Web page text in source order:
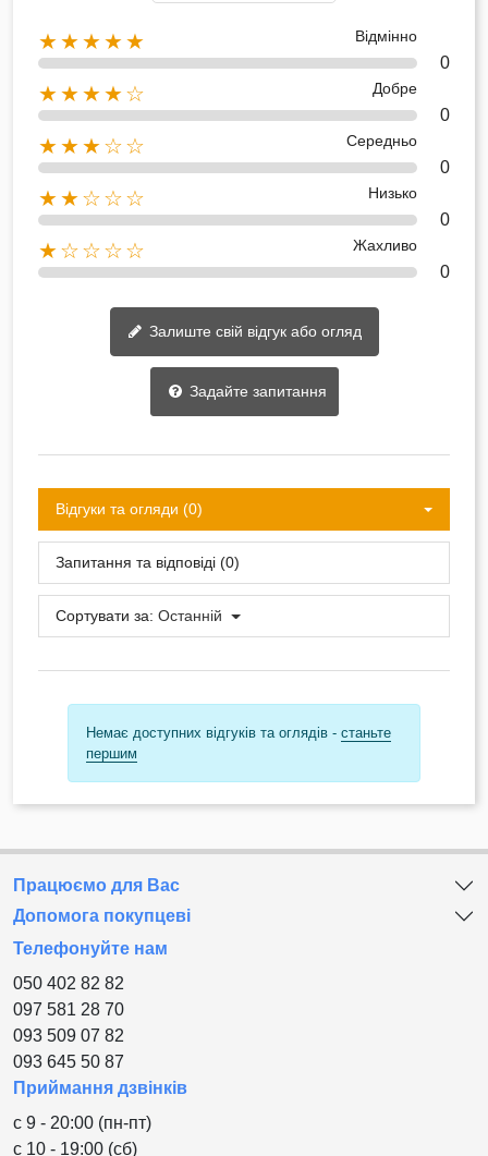
★★★★★ Відмінно
0
★★★★☆ Добре
0
★★★☆☆ Середньо
0
★★☆☆☆ Низько
0
★☆☆☆☆ Жахливо
0
Залиште свій відгук або огляд
Задайте запитання
Відгуки та огляди (0)
Запитання та відповіді (0)
Сортувати за: Останній
Немає доступних відгуків та оглядів - станьте
першим
Працюємо для Вас
Допомога покупцеві
Телефонуйте нам
050 402 82 82
097 581 28 70
093 509 07 82
093 645 50 87
Приймання дзвінків
с 9 - 20:00 (пн-пт)
с 10 - 19:00 (сб)